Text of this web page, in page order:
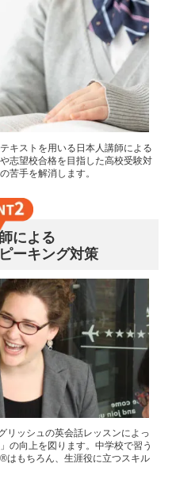
キストを用いる日本人講師による
志望校合格を目指した高校受験対
苦手を解消します。
による
ーキング対策
リッシュの英会話レッスンによっ
の向上を図ります。中学校で習う
はもちろん、生涯役に立つスキル